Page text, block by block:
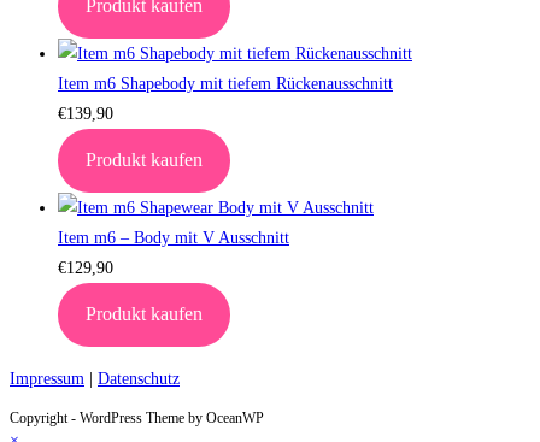
Produkt kaufen
Item m6 Shapebody mit tiefem Rückenausschnitt
€139,90
Produkt kaufen
Item m6 – Body mit V Ausschnitt
€129,90
Produkt kaufen
Impressum Datenschutz
Copyright - WordPress Theme by OceanWP